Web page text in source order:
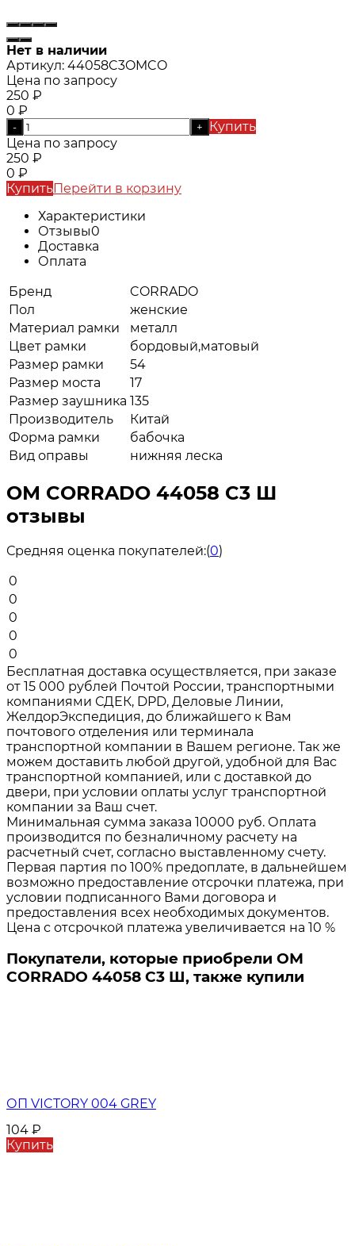
Нет в наличии
Артикул: 44058C3OMCO
Цена по запросу
250 ₽
0 ₽
- +
Купить
Цена по запросу
250 ₽
0 ₽
КупитьПерейти в корзину
Характеристики
Отзывы0
Доставка
Оплата
Бренд
CORRADO
Пол
женские
Материал рамки
металл
Цвет рамки
бордовый,матовый
Размер рамки
54
Размер моста
17
Размер заушника 135
Производитель
Китай
Форма рамки
бабочка
Вид оправы
нижняя леска
ОМ CORRADO 44058 C3 Ш
отзывы
Средняя оценка покупателей:(0)
0
0
0
0
0
Бесплатная доставка осуществляется, при заказе
от 15 000 рублей Почтой России, транспортными
компаниями СДЕК, DPD, Деловые Линии,
ЖелдорЭкспедиция, до ближайшего к Вам
почтового отделения или терминала
транспортной компании в Вашем регионе. Так же
можем доставить любой другой, удобной для Вас
транспортной компанией, или с доставкой до
двери, при условии оплаты услуг транспортной
компании за Ваш счет.
Минимальная сумма заказа 10000 руб. Оплата
производится по безналичному расчету на
расчетный счет, согласно выставленному счету.
Первая партия по 100% предоплате, в дальнейшем
возможно предоставление отсрочки платежа, при
условии подписанного Вами договора и
предоставления всех необходимых документов.
Цена с отсрочкой платежа увеличивается на 10 %
Покупатели, которые приобрели ОМ
CORRADO 44058 C3 Ш, также купили
ОП VICTORY 004 GREY
104 ₽
Купить